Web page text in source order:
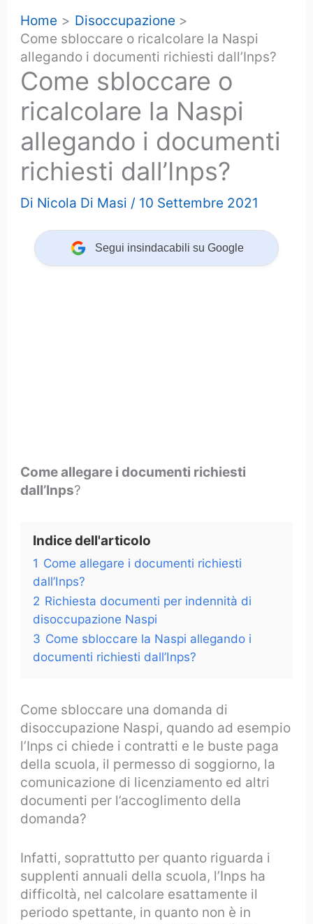
Home
Disoccupazione
Come sbloccare o ricalcolare la Naspi
allegando i documenti richiesti dall’Inps?
Come sbloccare o
ricalcolare la Naspi
allegando i documenti
richiesti dall’Inps?
Di Nicola Di Masi / 10 Settembre 2021
Segui insindacabili su Google
Come allegare i documenti richiesti
dall’Inps?
Indice dell'articolo
1 Come allegare i documenti richiesti
dall’Inps?
2 Richiesta documenti per indennità di
disoccupazione Naspi
3 Come sbloccare la Naspi allegando i
documenti richiesti dall’Inps?
Come sbloccare una domanda di
disoccupazione Naspi, quando ad esempio
l’Inps ci chiede i contratti e le buste paga
della scuola, il permesso di soggiorno, la
comunicazione di licenziamento ed altri
documenti per l’accoglimento della
domanda?
Infatti, soprattutto per quanto riguarda i
supplenti annuali della scuola, l’Inps ha
difficoltà, nel calcolare esattamente il
periodo spettante, in quanto non è in